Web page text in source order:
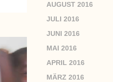
AUGUST 2016
JULI 2016
JUNI 2016
MAI 2016
APRIL 2016
MÄRZ 2016